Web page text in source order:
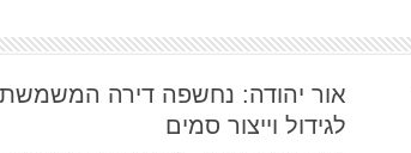
אור יהודה: נחשפה דירה
לגידול וייצור סמים